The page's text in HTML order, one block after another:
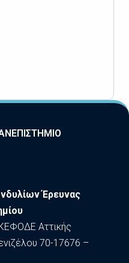
Έρευνας
Αττικής
70-17676 –